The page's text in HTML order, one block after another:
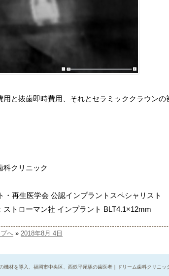
用と抜歯即時費用、それとセラミッククラウン
クリニック
・再生医学会 公認インプラントスペシャリスト
ストローマン社 インプラント BLT4.1×12mm
プへ » 2018年8月 4日
機材を導入、福岡市中央区、西鉄平尾駅の歯医者｜ドリーム歯科クリニッ